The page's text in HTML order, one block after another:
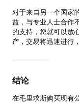
对于来自另一个国家
益，与专业人士合作
的支持，您就可以放
产，交易将迅速进行
结论
在毛里求斯购买现有